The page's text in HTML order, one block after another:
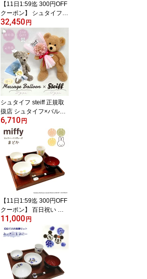
【11日1:59迄 300円OFF
クーポン】 シュタイフ st
eiff シュタイフ社製 干支
巳 12cm アジア限定1500
体 へび 蛇 置物 干支飾り
巳年 置物 限定品 プレゼ
ント ギフト クリスマス
贈り物 出産御祝 ぬいぐ
るみ かわいい おしゃれ 6
79438
32,450 円
シュタイフ steiff 正規取
扱店 シュタイフ×バルー
ンブーケ 選べるバルーン
選べるぬいぐるみ フィン
ハニーテディベア ファジ
ーラム ミングパンダ ポ
ッピーラビット ぬいぐる
み メッセージバルーン
かわいい 全年齢 おしゃ
れ ブランド高級専
6,710 円
【11日1:59迄 300円OFF
クーポン】 百日祝い お
食い初め ギフト ミッフ
ィー イングレーズ 円 ま
どか お食い初めセット
食器セット 陶器 日本製
食品衛生法適合商品 おし
ゃれ 443721
11,000 円